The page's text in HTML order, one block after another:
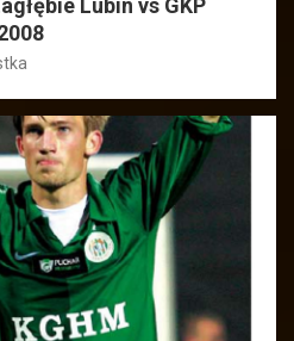
Lubin vs GKP